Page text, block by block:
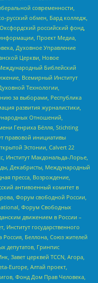
современности,
русский обмен, Бард колледж,
российский фонд,
Проект Медиа,
Духовное Управление
Церкви, Новое
Библейский
Всемирный Институт
Технологии,
за выборами, Республика
развития журналистики,
Отношений,
Генриха Бёлля, Stichting
правовой инициативы
Эстонии, Calvert 22
Институт Макдональда-Лорье,
Декабристы, Международный
пресса, Возрождение,
антивоенный комитет в
Форум свободной России,
Форум Свободных
движением в России –
Институт государственного
Беллона, Союз жителей
депутатов, Гринпис
Завет церквей TCCN, Агора,
Europe, Алтай проект,
Фонд Дом Прав Человека,